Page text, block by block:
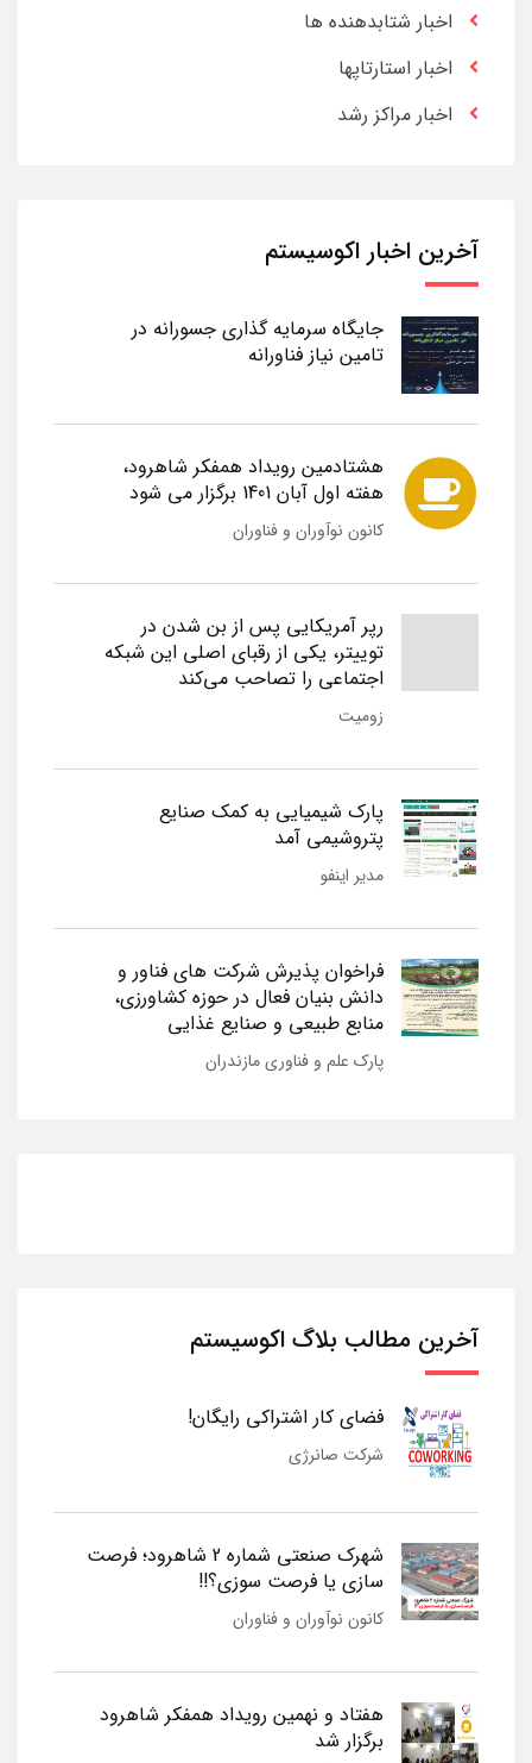
اخبار شتابدهنده ها
اخبار استارتاپها
اخبار مراکز رشد
آخرین اخبار اکوسیستم
جایگاه سرمایه گذاری جسورانه در
تامین نیاز فناورانه
هشتادمین رویداد همفکر شاهرود،
هفته اول آبان 1401 برگزار می شود
کانون نوآوران و فناوران
رپر آمریکایی پس از بن شدن در
توییتر، یکی از رقبای اصلی این شبکه
اجتماعی را تصاحب می‌کند
زومیت
پارک شیمیایی به کمک صنایع
پتروشیمی آمد
مدیر اینفو
فراخوان پذیرش شرکت های فناور و
دانش بنیان فعال در حوزه کشاورزی،
منابع طبیعی و صنایع غذایی
پارک علم و فناوری مازندران
آخرین مطالب بلاگ اکوسیستم
فضای کار اشتراکی رایگان!
شرکت صانرژی
شهرک صنعتی شماره 2 شاهرود؛ فرصت
سازی یا فرصت سوزی؟!!
کانون نوآوران و فناوران
هفتاد و نهمین رویداد همفکر شاهرود
برگزار شد